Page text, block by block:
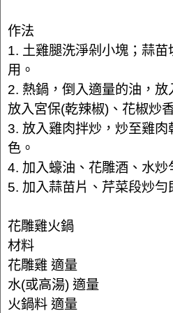
作法
1. 土雞腿洗淨剁小塊；蒜
用。
2. 熱鍋，倒入適量的油，
放入宮保(乾辣椒)、花椒炒
3. 放入雞肉拌炒，炒至雞
色。
4. 加入蠔油、花雕酒、水炒
5. 加入蒜苗片、芹菜段炒勻
花雕雞火鍋
材料
花雕雞 適量
水(或高湯) 適量
火鍋料 適量